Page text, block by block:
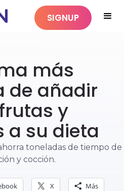
SIGNUP
más
de añadir
y
a su dieta
toneladas de tiempo de
y cocción.
X Más